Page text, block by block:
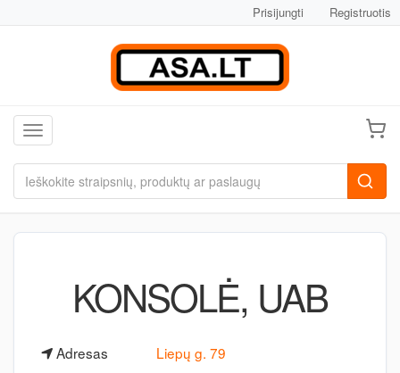
Prisijungti Registruotis
Toggle navigation
KONSOLĖ, UAB
Adresas
Liepų g. 79